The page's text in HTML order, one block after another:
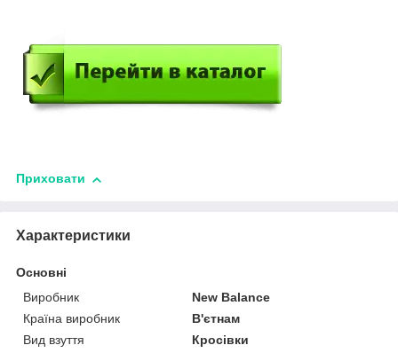
Приховати
Характеристики
Основні
Виробник
New Balance
Країна виробник
В'єтнам
Вид взуття
Кросівки